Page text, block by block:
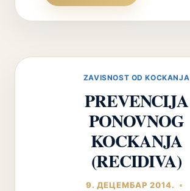
OD
ZAŠTITA
ZAVISNOST OD KOCKANJA
PREVENCIJA
PONOVNOG
KOCKANJA
(RECIDIVA)
9. ДЕЦЕМБАР 2014.